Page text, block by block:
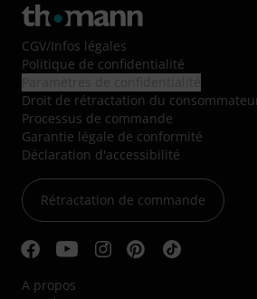
CGV/Infos légales
Politique de confidentialité
Droit de rétractation du
Processus de commande
Garantie légale de conformité
Déclaration d'accessibilité
Rétractation de commande
A propos